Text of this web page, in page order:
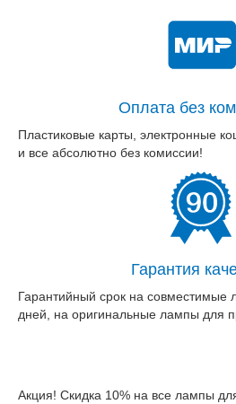
Оплата без
Пластиковые карты, электронные
и все абсолютно без комиссии!
Гарантия
Гарантийный срок на совместимые
дней, на оригинальные лампы для
Акция! Скидка 10% на все лампы